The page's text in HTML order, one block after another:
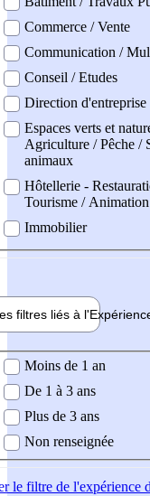
Commerce / Vente
Communication /
Conseil / Etudes
Direction d'entreprise
Espaces verts et
Agriculture / Pêche /
animaux
Hôtellerie -
Tourisme / Animation
Immobilier
filtres liés à l'
demandée
Moins de 1 an
De 1 à 3 ans
Plus de 3 ans
Non renseignée
le filtre de l'expérience